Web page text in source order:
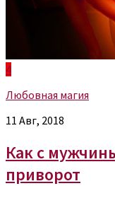
4
Любовная магия
11 Авг, 2018
Как с
приворот